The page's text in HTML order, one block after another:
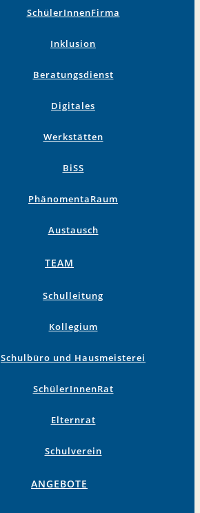
SchülerInnenFirma
Inklusion
Beratungsdienst
Digitales
Werkstätten
BiSS
PhänomentaRaum
Austausch
TEAM
Schulleitung
Kollegium
Schulbüro und Hausmeisterei
SchülerInnenRat
Elternrat
Schulverein
ANGEBOTE